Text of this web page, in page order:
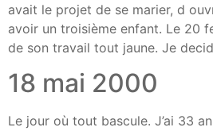
avait le projet de se marier, d
avoir un troisième enfant. Le 20
de son travail tout jaune. Je
18 mai 2000
Le jour où tout bascule. J’ai 33